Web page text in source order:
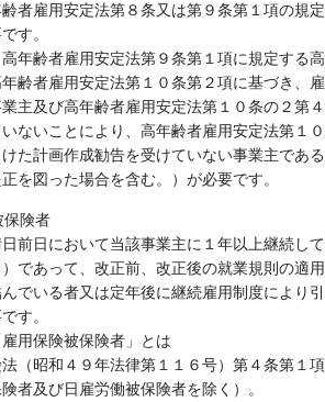
者雇用安定法第８条又は第９条第１項の規
す。
年齢者雇用安定法第９条第１項に規定する
年齢者雇用安定法第１０条第２項に基づき、
主及び高年齢者雇用安定法第１０条の２第
ないことにより、高年齢者雇用安定法第１
た計画作成勧告を受けていない事業主であ
を図った場合を含む。）が必要です。
保険者
前日において当該事業主に１年以上継続し
であって、改正前、改正後の就業規則の適
でいる者又は定年後に継続雇用制度により
す。
用保険被保険者」とは
法（昭和４９年法律第１１６号）第４条第１
者及び日雇労働被保険者を除く）。